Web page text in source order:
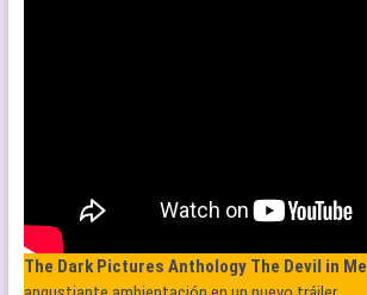
The Dark Pictures Anthology The Devil in Me